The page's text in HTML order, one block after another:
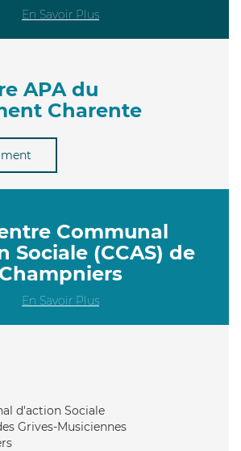
En Savoir Plus
APA du
Charente
Communal
Sociale (CCAS) de
Champniers
En Savoir Plus
d'action Sociale
Grives-Musiciennes